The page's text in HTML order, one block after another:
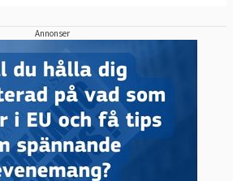
Annonser